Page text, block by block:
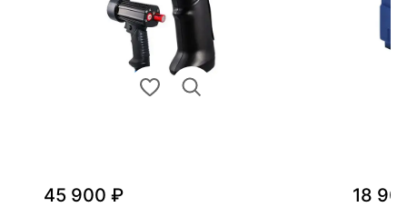
45 900 ₽ 18